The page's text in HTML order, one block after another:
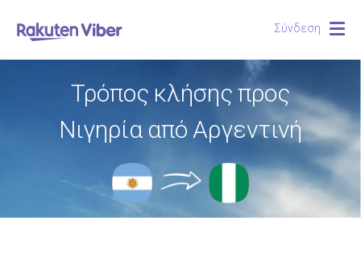
Σύνδεση
Τρόπος κλήσης προς
Νιγηρία από Αργεντινή